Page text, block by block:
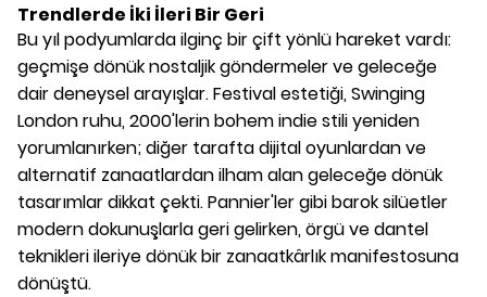
Trendlerde İki İleri Bir Geri
Bu yıl podyumlarda ilginç bir çift yönlü hareket vardı:
geçmişe dönük nostaljik göndermeler ve geleceğe
dair deneysel arayışlar. Festival estetiği, Swinging
London ruhu, 2000'lerin bohem indie stili yeniden
yorumlanırken; diğer tarafta dijital oyunlardan ve
alternatif zanaatlardan ilham alan geleceğe dönük
tasarımlar dikkat çekti. Pannier'ler gibi barok silüetler
modern dokunuşlarla geri gelirken, örgü ve dantel
teknikleri ileriye dönük bir zanaatkârlık manifestosuna
dönüştü.